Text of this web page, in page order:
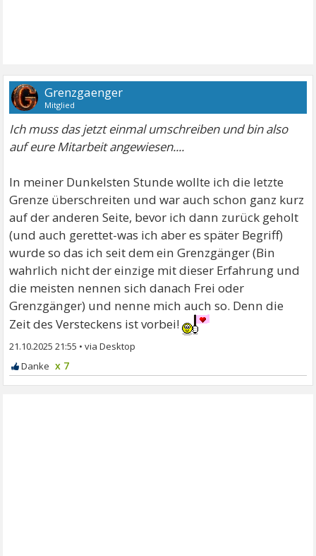
Grenzgaenger
Mitglied
Ich muss das jetzt einmal umschreiben und bin also
auf eure Mitarbeit angewiesen....
In meiner Dunkelsten Stunde wollte ich die letzte
Grenze überschreiten und war auch schon ganz kurz
auf der anderen Seite, bevor ich dann zurück geholt
(und auch gerettet-was ich aber es später Begriff)
wurde so das ich seit dem ein Grenzgänger (Bin
wahrlich nicht der einzige mit dieser Erfahrung und
die meisten nennen sich danach Frei oder
Grenzgänger) und nenne mich auch so. Denn die
Zeit des Versteckens ist vorbei!
21.10.2025 21:55 •
x 7